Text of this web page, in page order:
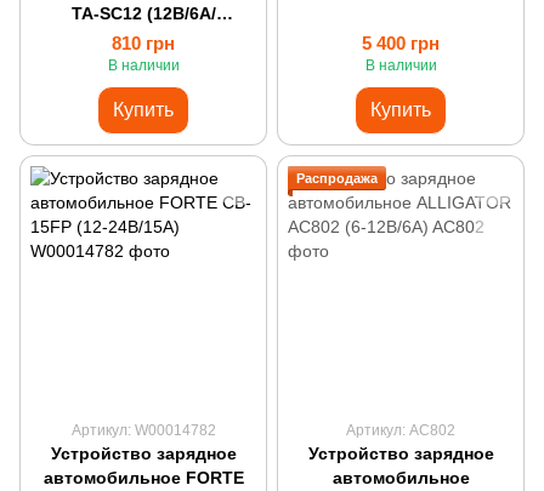
TA-SC12 (12В/6А/
инверторное)
810 грн
В наличии
Купить
5 400 грн
В наличии
Купить
Артикул: W00014782
Устройство зарядное
автомобильное FORTE
Распродажа
Артикул: AC802
Устройство зарядное
автомобильное